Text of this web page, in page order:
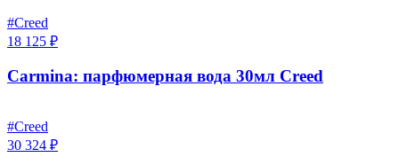
#Creed
18 125 ₽
Carmina: парфюмерная вода 30мл Creed
#Creed
30 324 ₽